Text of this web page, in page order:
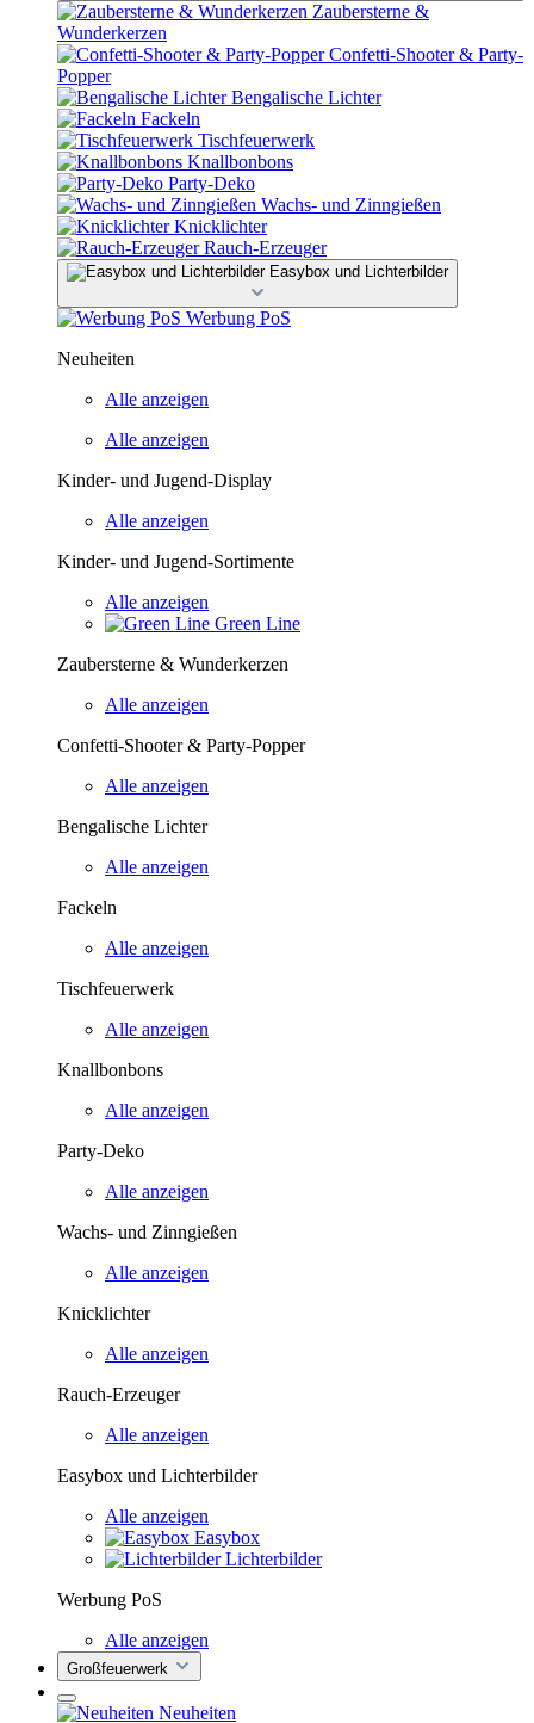
Zaubersterne &
Wunderkerzen
Confetti-Shooter & Party-
Popper
Bengalische Lichter
Fackeln
Tischfeuerwerk
Knallbonbons
Party-Deko
Wachs- und Zinngießen
Knicklichter
Rauch-Erzeuger
Easybox und Lichterbilder
Werbung PoS
Neuheiten
Alle anzeigen
Alle anzeigen
Kinder- und Jugend-Display
Alle anzeigen
Kinder- und Jugend-Sortimente
Alle anzeigen
Green Line
Zaubersterne & Wunderkerzen
Alle anzeigen
Confetti-Shooter & Party-Popper
Alle anzeigen
Bengalische Lichter
Alle anzeigen
Fackeln
Alle anzeigen
Tischfeuerwerk
Alle anzeigen
Knallbonbons
Alle anzeigen
Party-Deko
Alle anzeigen
Wachs- und Zinngießen
Alle anzeigen
Knicklichter
Alle anzeigen
Rauch-Erzeuger
Alle anzeigen
Easybox und Lichterbilder
Alle anzeigen
Easybox
Lichterbilder
Werbung PoS
Alle anzeigen
Großfeuerwerk
Neuheiten